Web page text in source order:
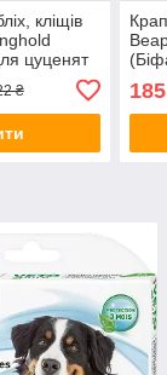
кліщів
цуценят
₴